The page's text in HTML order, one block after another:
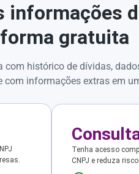
informações
gratuita
com histórico de dívidas,
com informações extras em
Tenha acesso
CNPJ e reduza